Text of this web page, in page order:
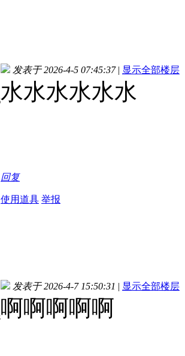
发表于 2026-4-5 07:45:37 | 显示全部楼层
水水水水水水
回复
使用道具 举报
发表于 2026-4-7 15:50:31 | 显示全部楼层
啊啊啊啊啊